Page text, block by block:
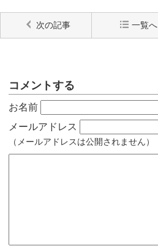
次の記事 一覧へ
コメントする
お名前
メールアドレス
（メールアドレスは公開されません）